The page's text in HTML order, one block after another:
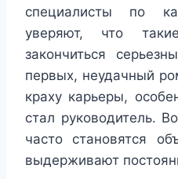
специалисты по
уверяют, что
закончиться
первых, неудачный
краху карьеры,
стал руководитель.
часто становятся
выдерживают